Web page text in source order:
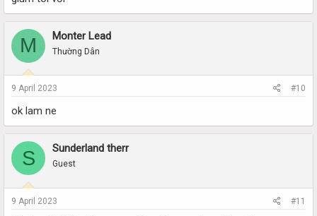
M Monter Lead
Thường Dân
9 April 2023 #10
ok lam ne
S Sunderland therr
Guest
9 April 2023 #11